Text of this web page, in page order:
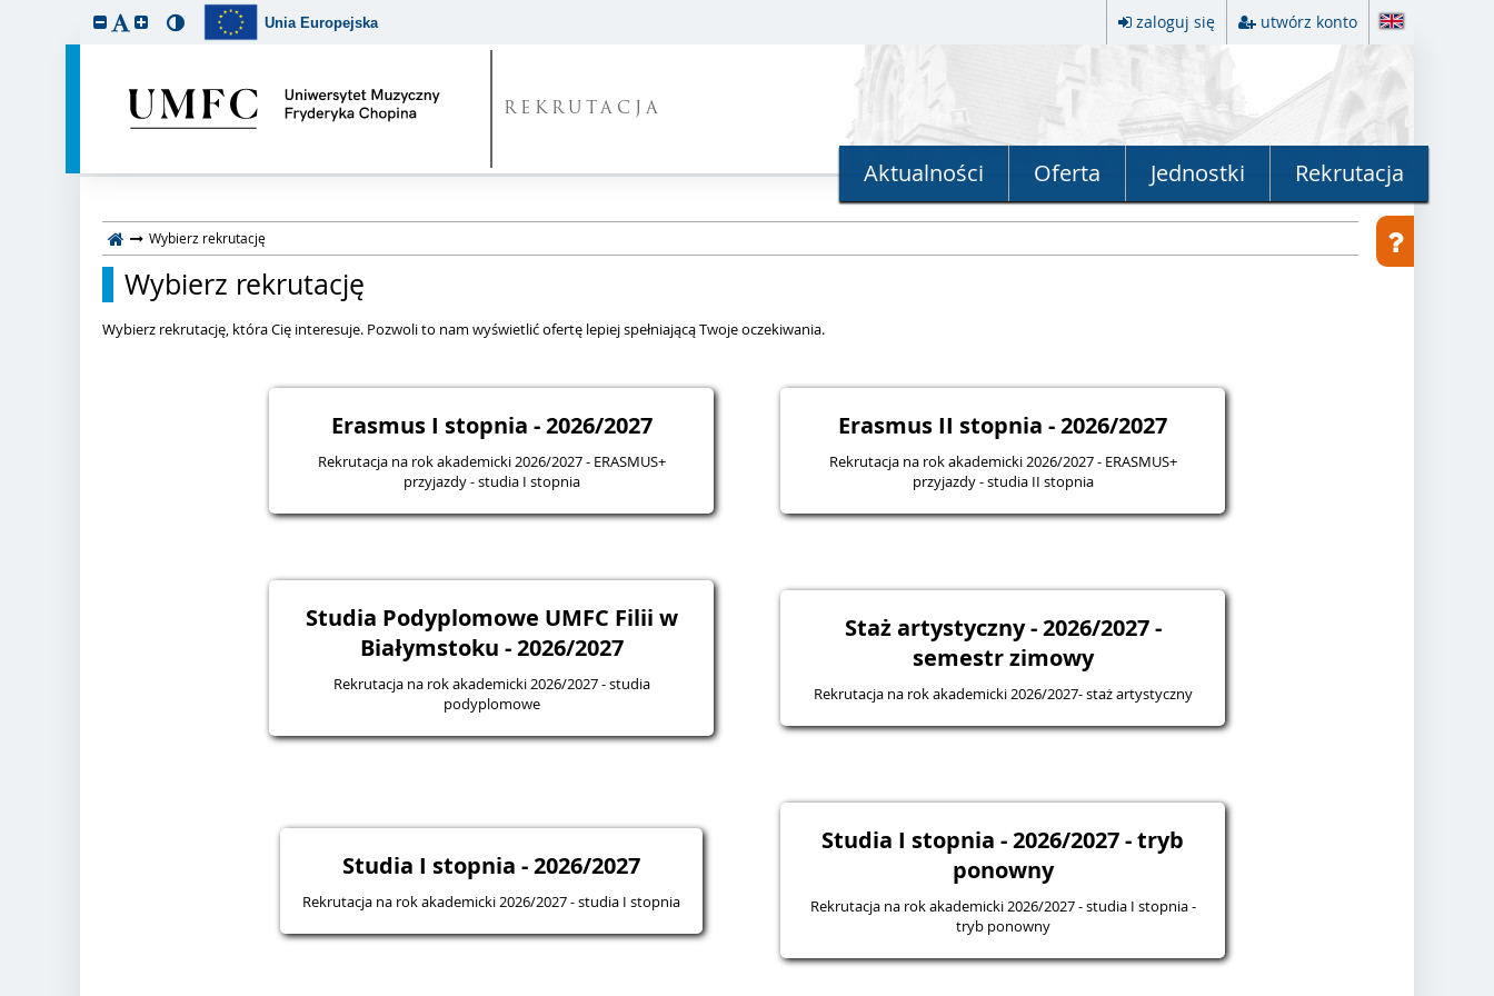
Unia Europejska zaloguj się utwórz konto
REKRUTACJA
Aktualności Oferta Jednostki Rekrutacja
Wybierz rekrutację
Wybierz rekrutację
Wybierz rekrutację, która Cię interesuje. Pozwoli to nam wyświetlić ofertę lepiej spełniającą Twoje oczekiwania.
Erasmus I stopnia - 2026/2027
Rekrutacja na rok akademicki 2026/2027 - ERASMUS+
przyjazdy - studia I stopnia
Erasmus II stopnia - 2026/2027
Rekrutacja na rok akademicki 2026/2027 - ERASMUS+
przyjazdy - studia II stopnia
Studia Podyplomowe UMFC Filii w
Białymstoku - 2026/2027
Rekrutacja na rok akademicki 2026/2027 - studia
podyplomowe
Staż artystyczny - 2026/2027 -
semestr zimowy
Rekrutacja na rok akademicki 2026/2027- staż artystyczny
Studia I stopnia - 2026/2027
Rekrutacja na rok akademicki 2026/2027 - studia I stopnia
Studia I stopnia - 2026/2027 - tryb
ponowny
Rekrutacja na rok akademicki 2026/2027 - studia I stopnia -
tryb ponowny